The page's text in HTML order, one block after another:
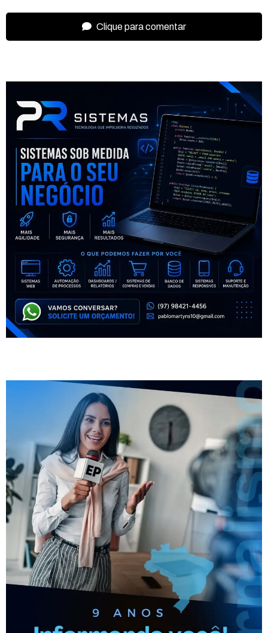
Clique para comentar